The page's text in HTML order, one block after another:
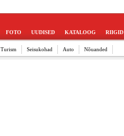
FOTO UUDISED KATALOOG RIIGID
Turism Seisukohad Auto Nõuanded